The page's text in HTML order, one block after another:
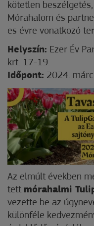
kötetlen
Mórahalom és
es évre vonatkozó
Helyszín: Ezer Év
krt. 17-19.
Időpont: 2024.
Az elmúlt években
tett mórahalmi
vezette be az
különféle